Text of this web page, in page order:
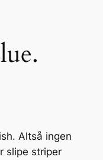
Altså ingen
slipe striper